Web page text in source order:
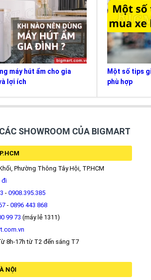
máy hút ẩm cho gia
lợi ích
Một số tips
phù hợp
SHOWROOM CỦA BIGMART
Phường Thông Tây Hội, TP.HCM
đi
- 0908.395.385
- 0896 443 868
99 73 (máy lẻ 1311)
8h-17h từ T2 đến sáng T7
NỘI